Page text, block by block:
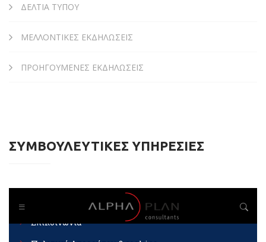
ΔΕΛΤΙΑ ΤΥΠΟΥ
ΜΕΛΛΟΝΤΙΚΕΣ ΕΚΔΗΛΩΣΕΙΣ
ΠΡΟΗΓΟΥΜΕΝΕΣ ΕΚΔΗΛΩΣΕΙΣ
ΣΥΜΒΟΥΛΕΥΤΙΚΕΣ ΥΠΗΡΕΣΙΕΣ